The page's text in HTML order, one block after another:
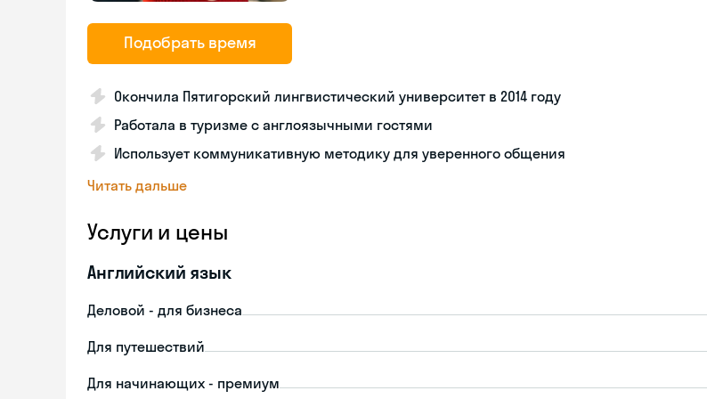
Подобрать время
Окончила Пятигорский лингвистический университет в 2014 году
Работала в туризме с англоязычными гостями
Использует коммуникативную методику для уверенного общения
Читать дальше
Услуги и цены
Английский язык
Деловой - для бизнеса
Для путешествий
Для начинающих - премиум